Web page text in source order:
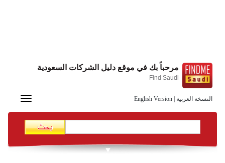
النسخة العربية English Version
مرحباً بك في موقع دليل الشركات السعودية
Find Saudi
Toggle